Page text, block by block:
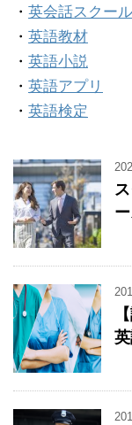
・ 英会話スクー
・ 英語教材
・ 英語小説
・ 英語アプリ
・ 英語検定